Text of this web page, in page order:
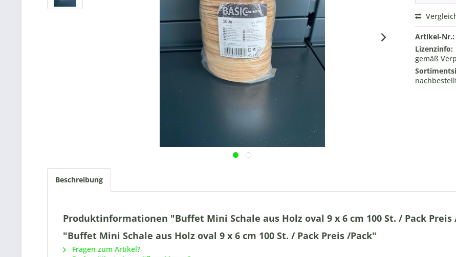
Artikel-Nr.:
Lizenzinfo:
gemäß
Beschreibung
Produktinformationen "Buffet Mini Schale aus Holz oval 9 x 6 cm 100 St. / Pack Preis
"Buffet Mini Schale aus Holz oval 9 x 6 cm 100 St. / Pack Preis /Pack"
Fragen zum Artikel?